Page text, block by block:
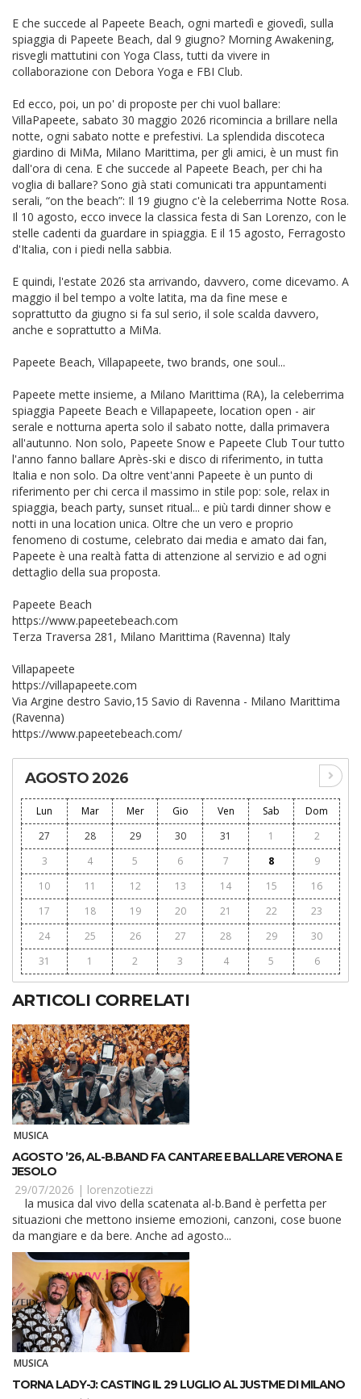
E che succede al Papeete Beach, ogni martedì e giovedì, sulla
spiaggia di Papeete Beach, dal 9 giugno? Morning Awakening,
risvegli mattutini con Yoga Class, tutti da vivere in
collaborazione con Debora Yoga e FBI Club.
Ed ecco, poi, un po' di proposte per chi vuol ballare:
VillaPapeete, sabato 30 maggio 2026 ricomincia a brillare nella
notte, ogni sabato notte e prefestivi. La splendida discoteca
giardino di MiMa, Milano Marittima, per gli amici, è un must fin
dall'ora di cena. E che succede al Papeete Beach, per chi ha
voglia di ballare? Sono già stati comunicati tra appuntamenti
serali, “on the beach”: Il 19 giugno c'è la celeberrima Notte Rosa.
Il 10 agosto, ecco invece la classica festa di San Lorenzo, con le
stelle cadenti da guardare in spiaggia. E il 15 agosto, Ferragosto
d'Italia, con i piedi nella sabbia.
E quindi, l'estate 2026 sta arrivando, davvero, come dicevamo. A
maggio il bel tempo a volte latita, ma da fine mese e
soprattutto da giugno si fa sul serio, il sole scalda davvero,
anche e soprattutto a MiMa.
Papeete Beach, Villapapeete, two brands, one soul...
Papeete mette insieme, a Milano Marittima (RA), la celeberrima
spiaggia Papeete Beach e Villapapeete, location open - air
serale e notturna aperta solo il sabato notte, dalla primavera
all'autunno. Non solo, Papeete Snow e Papeete Club Tour tutto
l'anno fanno ballare Après-ski e disco di riferimento, in tutta
Italia e non solo. Da oltre vent'anni Papeete è un punto di
riferimento per chi cerca il massimo in stile pop: sole, relax in
spiaggia, beach party, sunset ritual... e più tardi dinner show e
notti in una location unica. Oltre che un vero e proprio
fenomeno di costume, celebrato dai media e amato dai fan,
Papeete è una realtà fatta di attenzione al servizio e ad ogni
dettaglio della sua proposta.
Papeete Beach
https://www.papeetebeach.com
Terza Traversa 281, Milano Marittima (Ravenna) Italy
Villapapeete
https://villapapeete.com
Via Argine destro Savio,15 Savio di Ravenna - Milano Marittima
(Ravenna)
https://www.papeetebeach.com/
AGOSTO 2026
Lun Mar Mer Gio Ven Sab
Dom
27
28 29 30 31 1
2
3
4 5 6 7 8
9
10
11 12 13 14 15
16
17
18 19 20 21 22
23
24
25 26 27 28 29
30
31
1 2 3 4 5 6
ARTICOLI CORRELATI
MUSICA
AGOSTO ’26, AL-B.BAND FA CANTARE E BALLARE VERONA E
JESOLO
29/07/2026 | lorenzotiezzi
situazioni che mettono insieme emozioni, canzoni, cose buone
da mangiare e da bere. Anche ad agosto...
MUSICA
TORNA LADY-J: CASTING IL 29 LUGLIO AL JUSTME DI MILANO